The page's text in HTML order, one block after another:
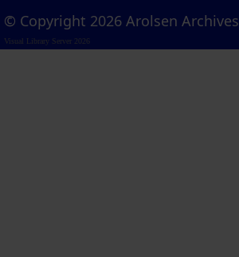
© Copyright 2026 Arolsen Archives
Visual Library Server 2026